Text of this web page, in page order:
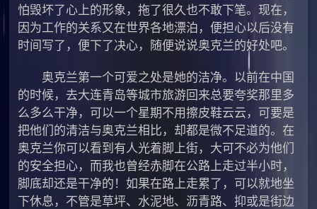
怕毁坏了心上的形象，拖了很久也不敢下笔。现在，
因为工作的关系又在世界各地漂泊，便担心以后没有
时间写了，便下了决心，随便说说奥克兰的好处吧。
奥克兰第一个可爱之处是她的洁净。以前在中国
的时候，去大连青岛等城市旅游回来总要夸奖那里多
么多么干净，可以一个星期不用擦皮鞋云云，可要是
把他们的清洁与奥克兰相比，却都是微不足道的。在
奥克兰你可以看到有人光着脚上街，大可不必为他们
的安全担心，而我也曾经赤脚在公路上走过半小时，
脚底却还是干净的！如果在路上走累了，可以就地坐
下休息，不管是草坪、水泥地、沥青路、抑或是街边